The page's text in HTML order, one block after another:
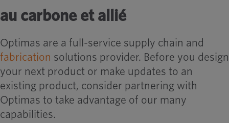
au carbone et allié
Optimas are a full-service supply chain and
fabrication solutions provider. Before you design
your next product or make updates to an
existing product, consider partnering with
Optimas to take advantage of our many
capabilities.